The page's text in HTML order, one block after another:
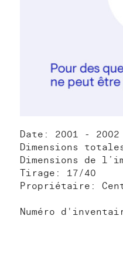
Date: 2001 - 2002
Dimensions
Dimensions de
Tirage: 17/40
Propriétaire:
Numéro